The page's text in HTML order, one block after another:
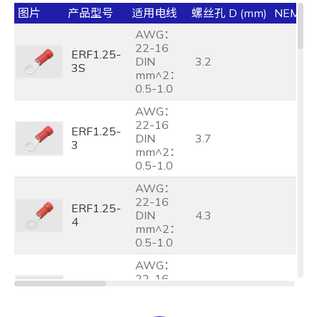
图片 产品型号 适用电线 螺丝孔 D (mm) NEMA
ERF1.25-
3S
AWG：
22-16
DIN
mm^2：
0.5-1.0
3.2
ERF1.25-
3
AWG：
22-16
DIN
mm^2：
0.5-1.0
3.7
ERF1.25-
4
AWG：
22-16
DIN
mm^2：
0.5-1.0
4.3
ERF1.25-
AWG：
22-16